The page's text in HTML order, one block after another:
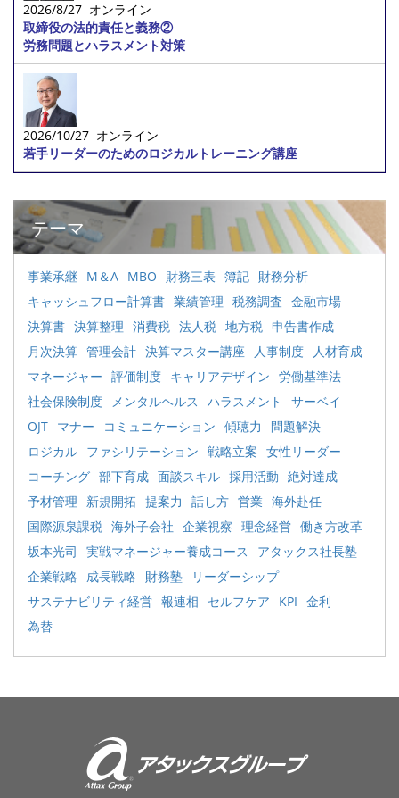
2026/8/27 オンライン
取締役の法的責任と義務②
労務問題とハラスメント対策
2026/10/27 オンライン
若手リーダーのためのロジカルトレーニング講座
テーマ
事業承継 M＆A MBO 財務三表 簿記 財務分析
キャッシュフロー計算書 業績管理 税務調査 金融市場
決算書 決算整理 消費税 法人税 地方税 申告書作成
月次決算 管理会計 決算マスター講座 人事制度
人材育成
マネージャー 評価制度 キャリアデザイン 労働基準法
社会保険制度
メンタルヘルス ハラスメント
サーベイ
OJT マナー コミュニケーション 傾聴力
問題解決
ロジカル ファシリテーション 戦略立案 女性リーダー
コーチング 部下育成 面談スキル 採用活動 絶対達成
予材管理
新規開拓 提案力 話し方 営業 海外赴任
国際源泉課税 海外子会社 企業視察 理念経営 働き方改革
坂本光司
実戦マネージャー養成コース
アタックス社長塾
企業戦略 成長戦略 財務塾
リーダーシップ
サステナビリティ経営 報連相 セルフケア KPI 金利
為替